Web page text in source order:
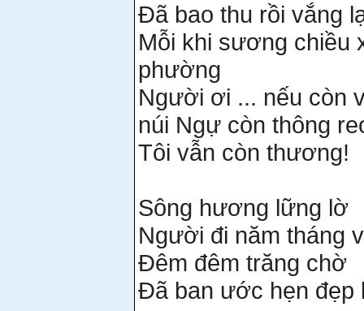
Đã bao thu rồi vắng
Mỗi khi sương chiều
phường
Người ơi ... nếu còn
núi Ngự còn thông
Tôi vẫn còn thương!
Sông hương lững lờ
Người đi năm tháng
Đêm đêm trăng chờ
Đã ban ước hẹn đẹp